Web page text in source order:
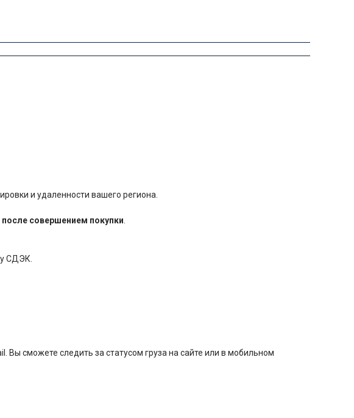
и удаленности вашего региона.
после совершением покупки
СДЭК.
сможете следить за статусом груза на сайте или в мобильном